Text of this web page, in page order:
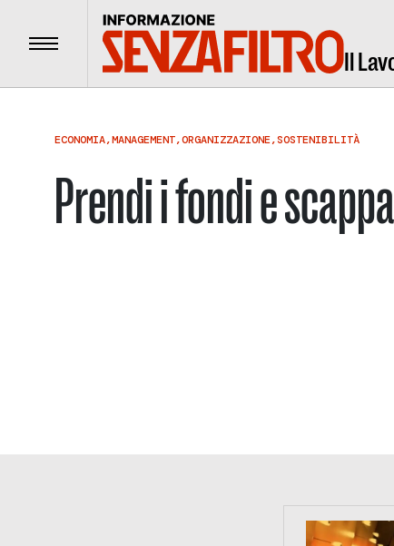
Menu Il
ECONOMIA,MANAGEMENT,ORGANIZZAZIONE,SOSTENIBILITÀ
Prendi i fondi e scappa
https://